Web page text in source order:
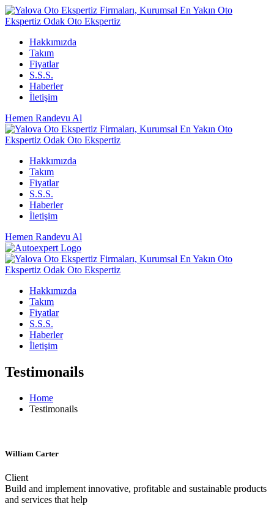
Hakkımızda
Takım
Fiyatlar
S.S.S.
Haberler
İletişim
Hemen Randevu Al
Hakkımızda
Takım
Fiyatlar
S.S.S.
Haberler
İletişim
Hemen Randevu Al
Hakkımızda
Takım
Fiyatlar
S.S.S.
Haberler
İletişim
Testimonails
Home
Testimonails
William Carter
Client
Build and implement innovative, profitable and sustainable products
and services that help